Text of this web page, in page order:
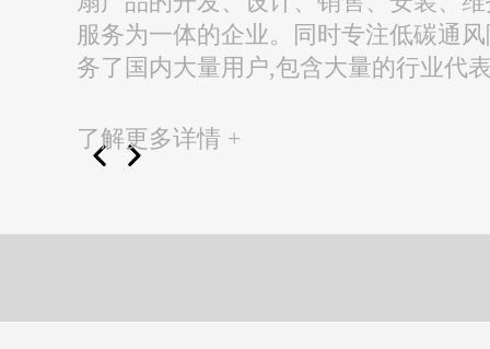
服务为一体的企业。同时专注低碳通
务了国内大量用户,包含大量的行业代
了解更多详情 +